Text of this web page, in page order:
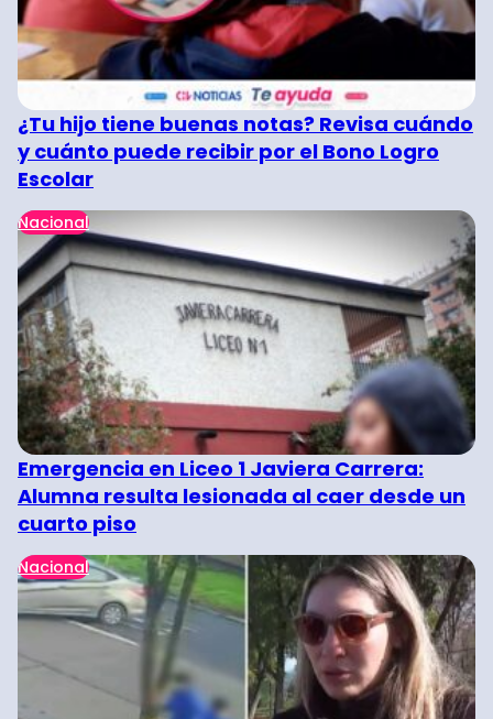
¿Tu hijo tiene buenas notas? Revisa cuándo
y cuánto puede recibir por el Bono Logro
Escolar
Nacional
Emergencia en Liceo 1 Javiera Carrera:
Alumna resulta lesionada al caer desde un
cuarto piso
Nacional